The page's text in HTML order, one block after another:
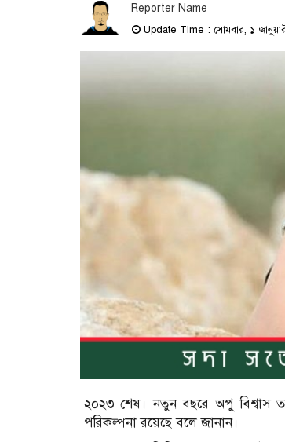
Reporter Name
Update Time : সোমবার, ১
২০২৩ শেষ। নতুন বছরে অপু বিশ্বাস
পরিকল্পনা রয়েছে বলে জানান।